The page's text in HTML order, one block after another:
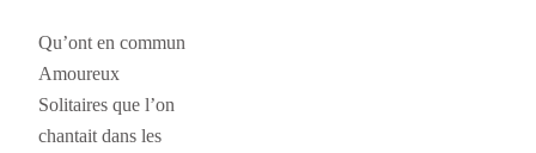
Qu’ont en commun
Amoureux
Solitaires que l’on
chantait dans les